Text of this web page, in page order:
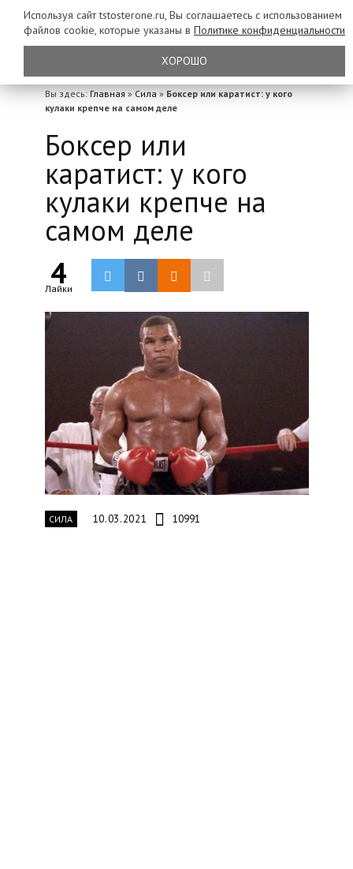
Вы здесь: Главная » Сила » Боксер или каратист: у кого
кулаки крепче на самом деле
Боксер или
каратист: у кого
кулаки крепче на
самом деле
4
Лайки
СИЛА 10.03.2021 10991
Используя сайт tstosterone.ru, Вы соглашаетесь с использованием
файлов cookie, которые указаны в Политике конфиденциальности
ХОРОШО